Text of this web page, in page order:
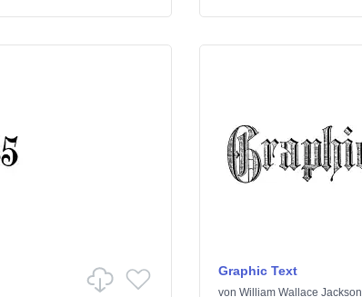
Graphic Text
von William Wallace Jackson